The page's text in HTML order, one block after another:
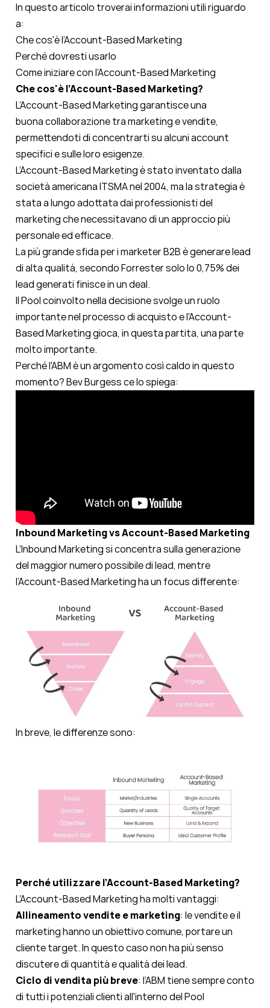
In questo articolo troverai informazioni utili riguardo
a:
Che cos'è l’Account-Based Marketing
Perché dovresti usarlo
Come iniziare con l’Account-Based Marketing
Che cos'è l’Account-Based Marketing?
L’Account-Based Marketing garantisce una
buona collaborazione tra marketing e vendite,
permettendoti di concentrarti su alcuni account
specifici e sulle loro esigenze.
L’Account-Based Marketing è stato inventato dalla
società americana ITSMA nel 2004, ma la strategia è
stata a lungo adottata dai professionisti del
marketing che necessitavano diun approccio più
personale ed efficace.
La più grande sfida per i marketer B2B è generare lead
di alta qualità, secondo Forrestersolo lo 0,75% dei
lead generati finisce in un deal.
Il Pool coinvolto nella decisionesvolge un ruolo
importante nel processo di acquisto e l'Account-
Based Marketing gioca, in questa partita, una parte
molto importante.
Perché l'ABM è un argomento così caldo in questo
momento? Bev Burgess ce lo spiega:
Inbound Marketing vs Account-Based Marketing
L’Inbound Marketing si concentra sulla generazione
del maggior numero possibile di lead, mentre
l’Account-Based Marketing ha un focus differente:
In breve, le differenze sono:
Perché utilizzare l’Account-Based Marketing?
L’Account-Based Marketing ha molti vantaggi:
Allineamento vendite e marketing: le vendite e il
marketing hanno un obiettivo comune, portare un
cliente target. In questo caso non ha più senso
discutere di quantità e qualità dei lead.
Ciclo di vendita più breve: l’ABM tiene sempre conto
di tutti i potenziali clienti all'interno del Pool